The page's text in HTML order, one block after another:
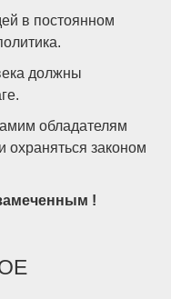
в постоянном
должны
обладателям
охраняться законом
!